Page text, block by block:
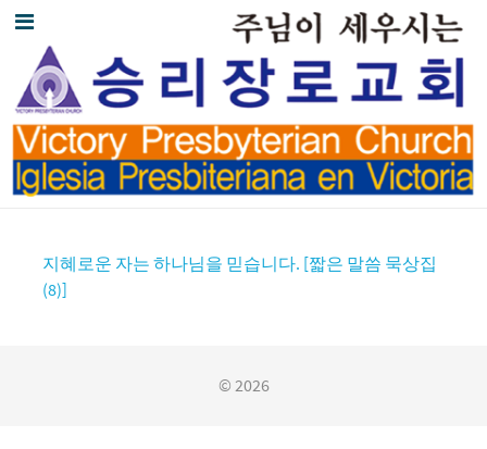
지혜로운 자는 하나님을 믿습니다. [짧은 말씀 묵상집
(8)]
© 2026